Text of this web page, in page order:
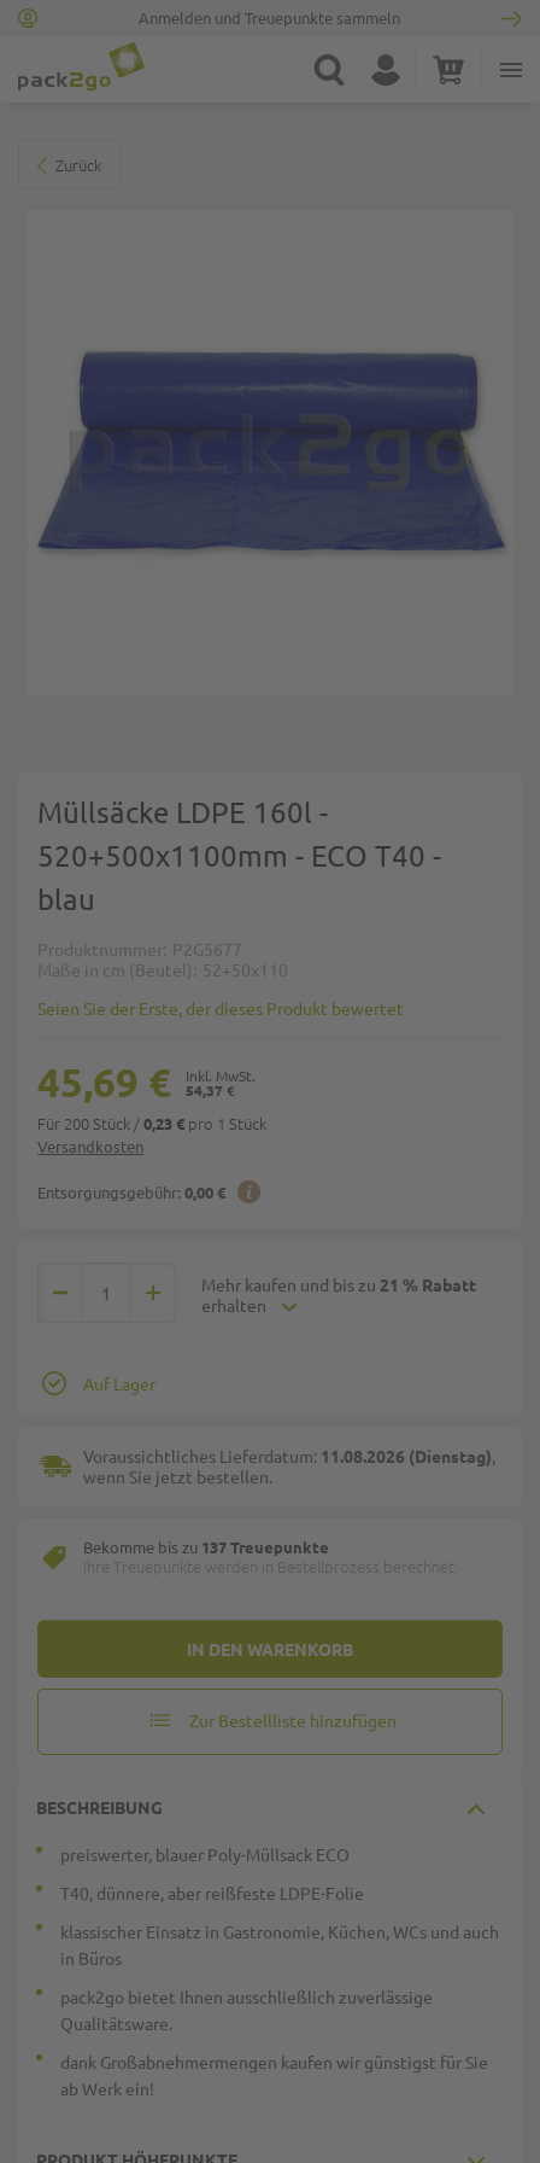
Anmelden und Treuepunkte sammeln
Suche Konto Warenkorb
Zurück
Müllsäcke LDPE 160l -
520+500x1100mm - ECO T40 -
blau
Produktnummer P2G5677
Maße in cm (Beutel)
52+50x110
Seien Sie der Erste, der dieses Produkt bewertet
Versandkosten
Entsorgungsgebühr: 0,00 €
54,37 €
45,69 €
Für 200 Stück /0,23 € pro 1 Stück
Mehr kaufen und bis zu 21 % Rabatt
erhalten
IN DEN WARENKORB
Auf Lager
Voraussichtliches Lieferdatum: 11.08.2026 (Dienstag),
wenn Sie jetzt bestellen.
Bekomme bis zu 137 Treuepunkte
Ihre Treuepunkte werden in Bestellprozess berechnet.
Zur Bestellliste hinzufügen
BESCHREIBUNG
preiswerter, blauer Poly-Müllsack ECO
T40, dünnere, aber reißfeste LDPE-Folie
klassischer Einsatz in Gastronomie, Küchen, WCs und auch
in Büros
pack2go bietet Ihnen ausschließlich zuverlässige
Qualitätsware.
dank Großabnehmermengen kaufen wir günstigst für Sie
ab Werk ein!